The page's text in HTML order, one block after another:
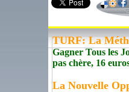
TURF: La
Gagner Tous les
pas chère, 16
La Nouvelle